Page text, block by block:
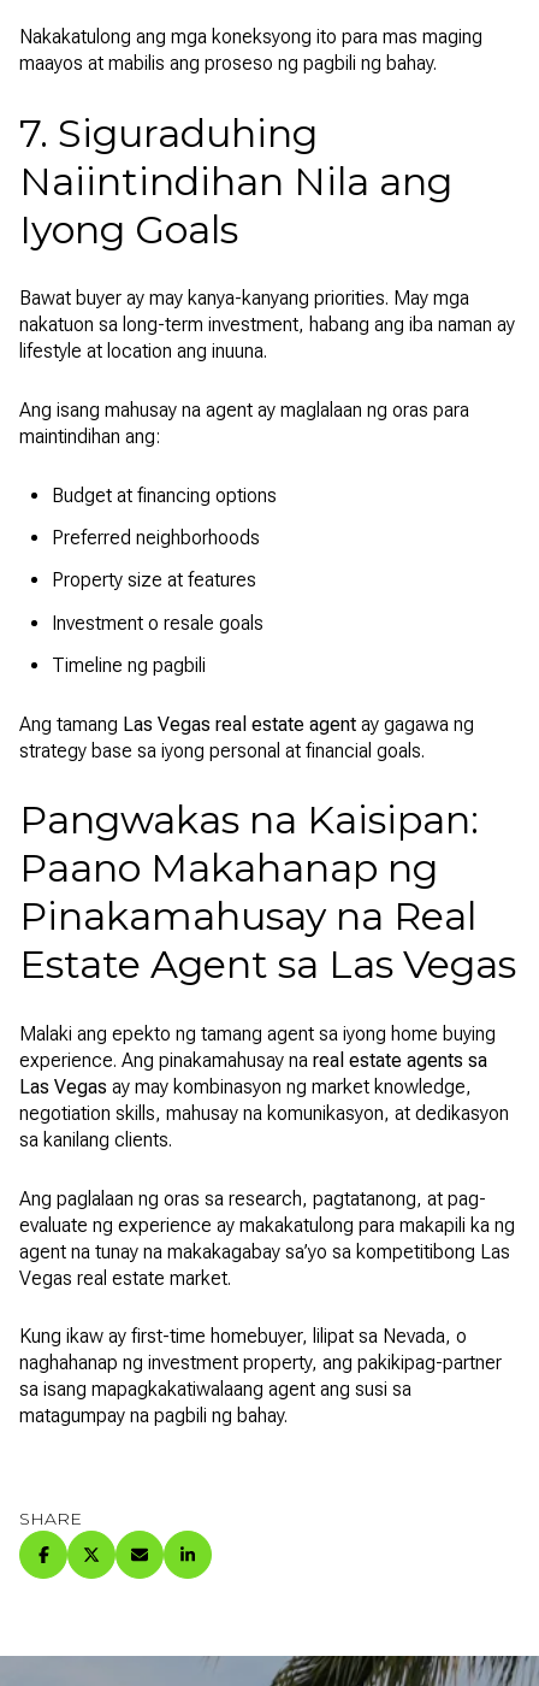
Nakakatulong ang mga koneksyong ito para mas maging
maayos at mabilis ang proseso ng pagbili ng bahay.
7. Siguraduhing
Naiintindihan Nila ang
Iyong Goals
Bawat buyer ay may kanya-kanyang priorities. May mga
nakatuon sa long-term investment, habang ang iba naman ay
lifestyle at location ang inuuna.
Ang isang mahusay na agent ay maglalaan ng oras para
maintindihan ang:
Budget at financing options
Preferred neighborhoods
Property size at features
Investment o resale goals
Timeline ng pagbili
Ang tamang Las Vegas real estate agent ay gagawa ng
strategy base sa iyong personal at financial goals.
Pangwakas na Kaisipan:
Paano Makahanap ng
Pinakamahusay na Real
Estate Agent sa Las Vegas
Malaki ang epekto ng tamang agent sa iyong home buying
experience. Ang pinakamahusay na real estate agents sa
Las Vegas ay may kombinasyon ng market knowledge,
negotiation skills, mahusay na komunikasyon, at dedikasyon
sa kanilang clients.
Ang paglalaan ng oras sa research, pagtatanong, at pag-
evaluate ng experience ay makakatulong para makapili ka ng
agent na tunay na makakagabay sa’yo sa kompetitibong Las
Vegas real estate market.
Kung ikaw ay first-time homebuyer, lilipat sa Nevada, o
naghahanap ng investment property, ang pakikipag-partner
sa isang mapagkakatiwalaang agent ang susi sa
matagumpay na pagbili ng bahay.
SHARE